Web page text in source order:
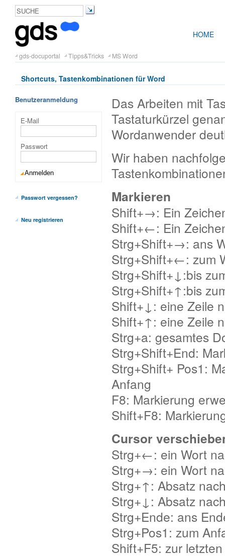
HOME
gds-docuportal Tipps&Tricks MS Word
Shortcuts, Tastenkombinationen für Word
Benutzeranmeldung
E-Mail
Passwort
Passwort vergessen?
Neu registrieren
Das Arbeiten mit
Tastaturkürzel
Wordanwender
Wir haben
Markieren
Shift+→: Ein
Shift+←: Ein
Strg+Shift+→: ans
Strg+Shift+←: zum
Strg+Shift+↓:bis
Strg+Shift+↑:bis
Shift+↓: eine Zeile
Shift+↑: eine Zeile
Strg+a: gesamtes
Strg+Shift+End:
Strg+Shift+ Pos1:
Anfang
F8: Markierung
Shift+F8:
Cursor
Strg+←: ein Wort
Strg+→: ein Wort
Strg+↑: Absatz
Strg+↓: Absatz
Strg+Ende: ans
Strg+Pos1: zum
Shift+F5: zur